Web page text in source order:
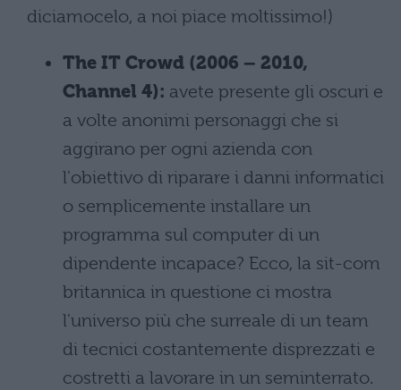
diciamocelo, a noi piace moltissimo!)
The IT Crowd (2006 – 2010,
Channel 4): avete presente gli oscuri e
a volte anonimi personaggi che si
aggirano per ogni azienda con
l'obiettivo di riparare i danni informatici
o semplicemente installare un
programma sul computer di un
dipendente incapace? Ecco, la sit-com
britannica in questione ci mostra
l'universo più che surreale di un team
di tecnici costantemente disprezzati e
costretti a lavorare in un seminterrato.